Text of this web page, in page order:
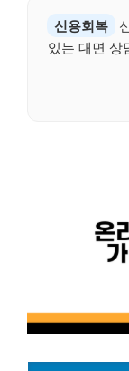
신용회복
있는 대면 상